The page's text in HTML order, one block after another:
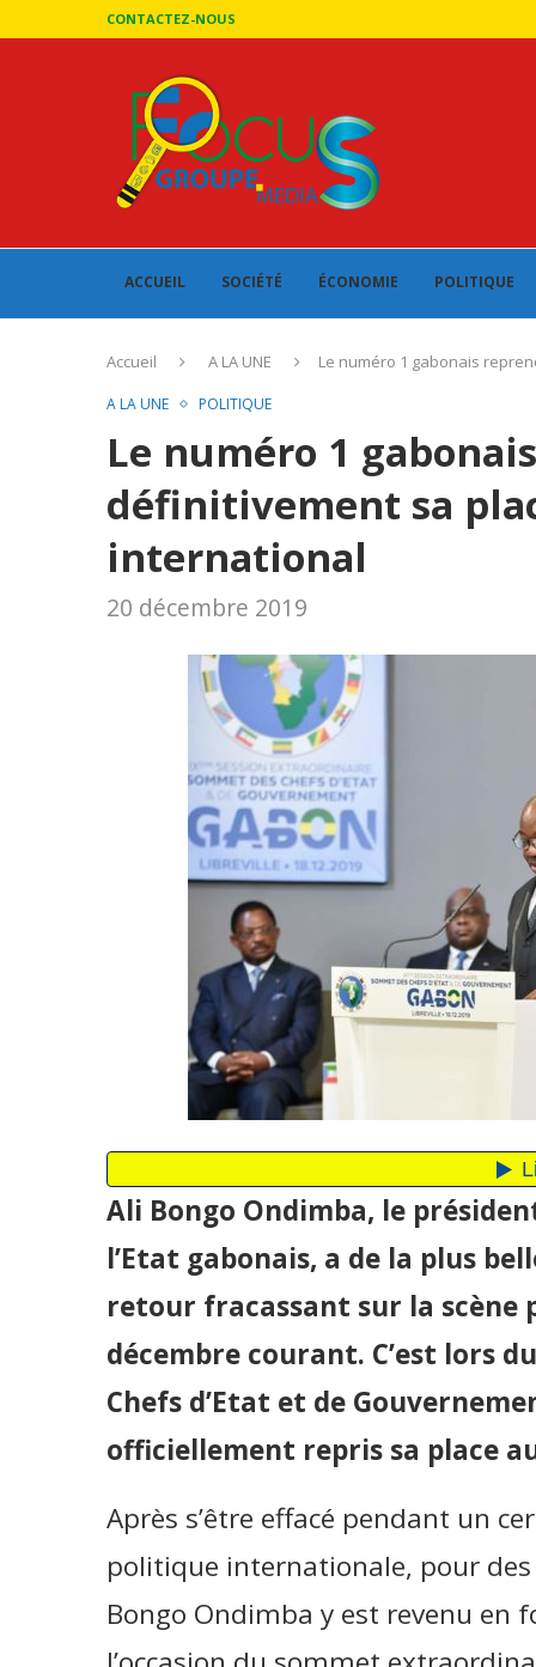
CONTACTEZ-NOUS
ACCUEIL SOCIÉTÉ ÉCONOMIE POLITIQUE
Accueil A LA UNE Le numéro 1 gabonais
A LA UNE POLITIQUE
Le numéro 1
définitivement sa
international
20 décembre 2019
Ali Bongo Ondimba, le
l’Etat gabonais, a de la plus
retour fracassant sur la
décembre courant. C’est lors
Chefs d’Etat et de
officiellement repris sa place
Après s’être effacé pendant un
politique internationale, pour
Bongo Ondimba y est revenu en